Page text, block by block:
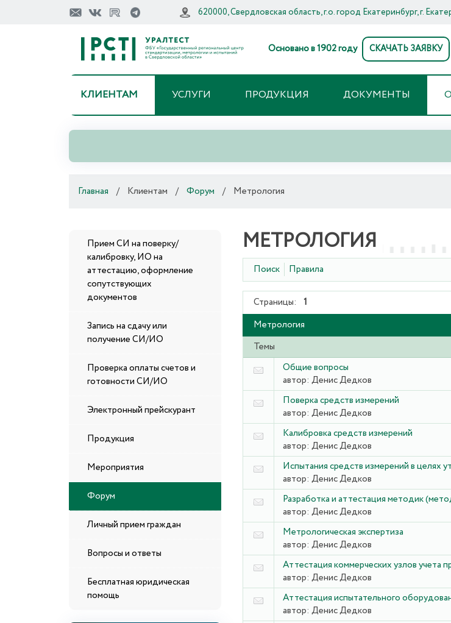
620000, Свердловская область, г.о. город Екатеринбург, г.
Основано в 1902 году СКАЧАТЬ ЗАЯВКУ
КЛИЕНТАМ УСЛУГИ ПРОДУКЦИЯ ДОКУМЕНТЫ
Главная / Клиентам / Форум / Метрология
Прием СИ на поверку/
калибровку, ИО на
аттестацию, оформление
сопутствующих
документов
Запись на сдачу или
получение СИ/ИО
Проверка оплаты счетов и
готовности СИ/ИО
Электронный прейскурант
Продукция
Мероприятия
Форум
Личный прием граждан
Вопросы и ответы
Бесплатная юридическая
помощь
МЕТРОЛОГИЯ
Поиск Правила
Страницы: 1
Метрология
Темы
Общие вопросы
автор: Денис Дедков
Поверка средств измерений
автор: Денис Дедков
Калибровка средств измерений
автор: Денис Дедков
Испытания средств измерений в целях
автор: Денис Дедков
Разработка и аттестация методик
автор: Денис Дедков
Метрологическая экспертиза
автор: Денис Дедков
Аттестация коммерческих узлов учета
автор: Денис Дедков
Аттестация испытательного
автор: Денис Дедков